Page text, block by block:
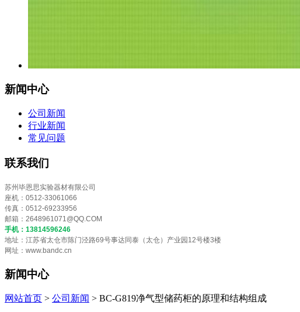
新闻中心
公司新闻
行业新闻
常见问题
联系我们
苏州毕恩思实验器材有限公司
座机：0512-33061066
传真：0512-69233956
邮箱： 2648961071@QQ.COM
手机：13814596246
地址：江苏省太仓市陈门泾路69号事达同泰（太仓）产业园12号楼3楼
网址：www.bandc.cn
新闻中心
网站首页 > 公司新闻 > BC-G819净气型储药柜的原理和结构组成